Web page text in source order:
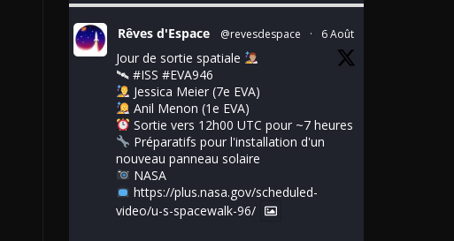
Rêves d'Espace @revesdespace · 6 Août
Jour de sortie spatiale
🛰 #ISS #EVA946
Jessica Meier (7e EVA)
Anil Menon (1e EVA)
Sortie vers 12h00 UTC pour ~7 heures
Préparatifs pour l'installation d'un
nouveau panneau solaire
NASA
https://plus.nasa.gov/scheduled-
video/u-s-spacewalk-96/